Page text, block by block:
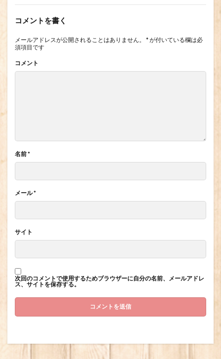
コメントを書く
メールアドレスが公開されることはありません。 *が付いている欄は必
須項目です
コメント
名前*
メール*
サイト
次回のコメントで使用するためブラウザーに自分の名前、メールアドレ
ス、サイトを保存する。